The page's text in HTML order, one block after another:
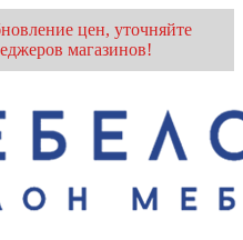
цен, уточняйте
магазинов!